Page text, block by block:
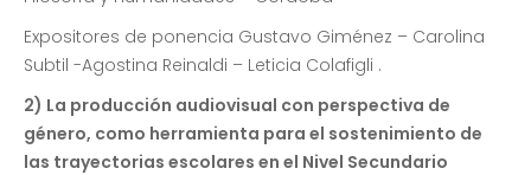
Expositores de ponencia Gustavo Giménez – Carolina
Subtil -Agostina Reinaldi – Leticia Colafigli .
2) La producción audiovisual con perspectiva de
género, como herramienta para el sostenimiento de
las trayectorias escolares en el Nivel Secundario